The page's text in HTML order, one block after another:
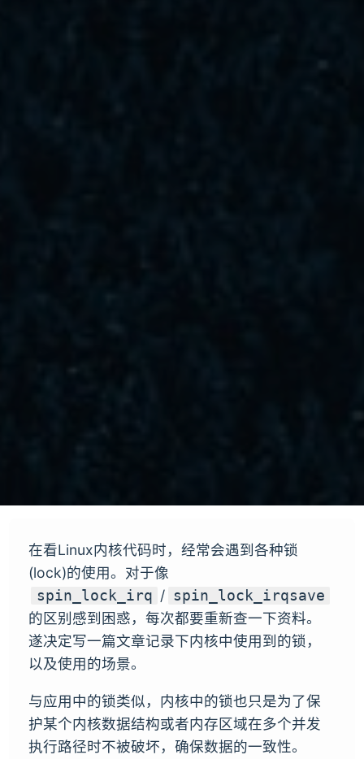
在看Linux内核代码时，经常会遇到各种锁
(lock)的使用。对于像
spin_lock_irq / spin_lock_irqsave
的区别感到困惑，每次都要重新查一下资料。
遂决定写一篇文章记录下内核中使用到的锁，
以及使用的场景。
与应用中的锁类似，内核中的锁也只是为了保
护某个内核数据结构或者内存区域在多个并发
执行路径时不被破坏，确保数据的一致性。